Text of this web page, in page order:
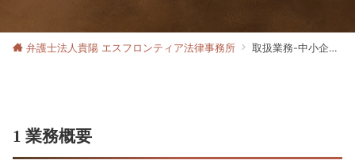
弁護士法人貴陽 エスフロンティア法律事務所 取扱業務-中小企業リスクマネジメントアドバイザリー業務
1 業務概要